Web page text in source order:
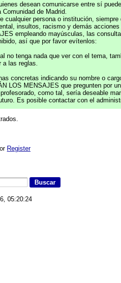
desean comunicarse entre sí
de Madrid.
cualquier persona o institución,
insultos, racismo y demás
empleando mayúsculas, las
así que por favor evítenlos:
no tenga nada que ver con el tema,
a las reglas.
concretas indicando su nombre o
LOS MENSAJES que pregunten por
como tal, sería deseable
Es posible contactar con el
or Register
05:20:24